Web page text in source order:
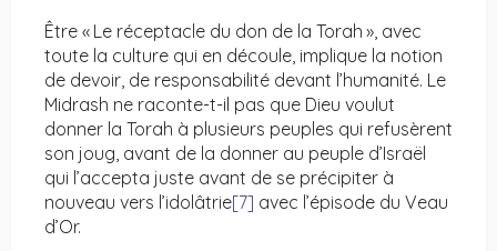
Être « Le réceptacle du don de la Torah », avec
toute la culture qui en découle, implique la notion
de devoir, de responsabilité devant l’humanité. Le
Midrash ne raconte-t-il pas que Dieu voulut
donner la Torah à plusieurs peuples qui refusèrent
son joug, avant de la donner au peuple d’Israël
qui l’accepta juste avant de se précipiter à
nouveau vers l’idolâtrie[7] avec l’épisode du Veau
d’Or.